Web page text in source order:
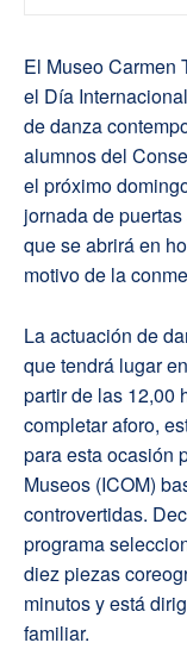
El Museo Carmen
el Día
de danza
alumnos del
el próximo
jornada de
que se abrirá en
motivo de la
La actuación de
que tendrá lugar
partir de las 12,00
completar aforo,
para esta ocasión
Museos (ICOM)
controvertidas.
programa
diez piezas
minutos y está
familiar.